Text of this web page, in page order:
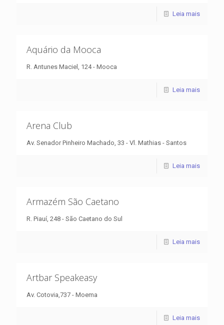
Leia mais
Aquário da Mooca
R. Antunes Maciel, 124 - Mooca
Leia mais
Arena Club
Av. Senador Pinheiro Machado, 33 - Vl. Mathias - Santos
Leia mais
Armazém São Caetano
R. Piauí, 248 - São Caetano do Sul
Leia mais
Artbar Speakeasy
Av. Cotovia,737 - Moema
Leia mais